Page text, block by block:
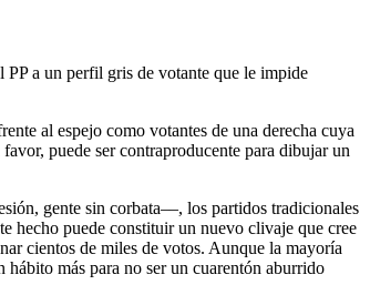
PP a un perfil gris de votante que le impide
al espejo como votantes de una derecha cuya
puede ser contraproducente para dibujar un
gente sin corbata––, los partidos tradicionales
hecho puede constituir un nuevo clivaje que cree
cientos de miles de votos. Aunque la mayoría
más para no ser un cuarentón aburrido